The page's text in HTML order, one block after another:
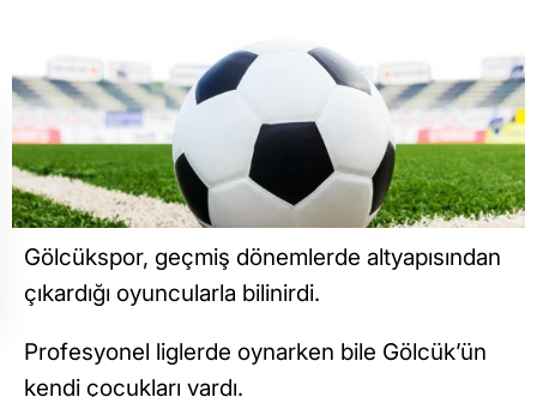
Gölcükspor, geçmiş dönemlerde altyapısından
çıkardığı oyuncularla bilinirdi.
Profesyonel liglerde oynarken bile Gölcük’ün
kendi çocukları vardı.